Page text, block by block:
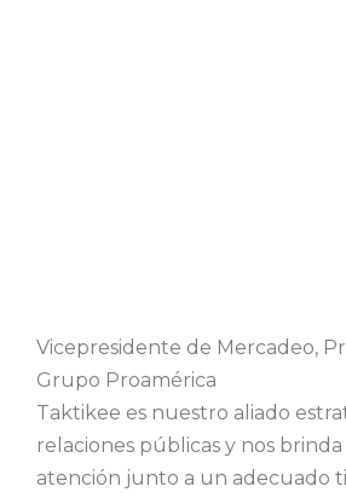
Vicepresidente de Mercadeo,
Grupo Proamérica
Taktikee es nuestro aliado
relaciones públicas y nos
atención junto a un adecuado